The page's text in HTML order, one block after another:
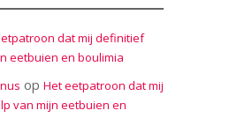
dat mij definitief
eetbuien en boulimia
op Het eetpatroon dat mij
van mijn eetbuien en